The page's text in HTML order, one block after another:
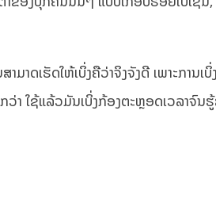
ມາດເຮັດໃຫ້ເບິ່ງຄືວ່າຈິງຈັງດີ ເພາະການ
ວ່າ ໃຊ້ແລ້ວມັນເບິ່ງກ້ອງຕະຫຼອດເວລາຈົນ